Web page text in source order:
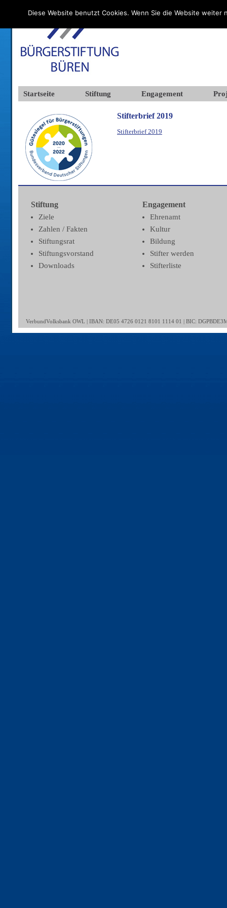
Startseite Stiftung Engagement
Stifterbrief 2019
Stifterbrief 2019
Stiftung
Ziele
Zahlen / Fakten
Stiftungsrat
Stiftungsvorstand
Downloads
Engagement
Ehrenamt
Kultur
Bildung
Stifter werden
Stifterliste
VerbundVolksbank OWL | IBAN: DE05 4726 0121 8101 1114 01 | BIC:
Diese Website benutzt Cookies. Wenn Sie die Website